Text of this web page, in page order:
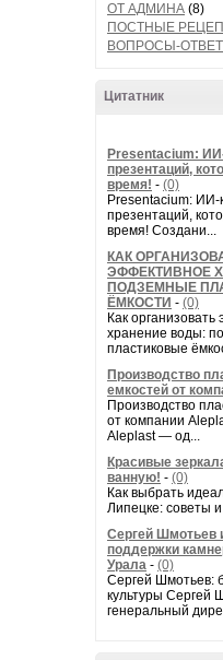
ОТ АДМИНА (8)
ПОСТНЫЕ
ВОПРОСЫ-
Цитатник
Presentacium:
презентаций,
время! - (0)
Presentacium:
презентаций,
время! Создани...
КАК
ЭФФЕКТИВНОЕ
ПОДЗЕМНЫЕ
ЁМКОСТИ - (0)
Как
хранение воды:
пластиковые
Производство
емкостей от
Производство
от компании
Aleplast — од...
Красивые
ванную! - (0)
Как выбрать
Липецке: советы
Сергей
поддержки
Урала - (0)
Сергей Шмотьев:
культуры Сергей
генеральный